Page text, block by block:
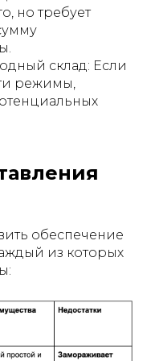
но требует
склад: Если
режимы,
обеспечение
из которых